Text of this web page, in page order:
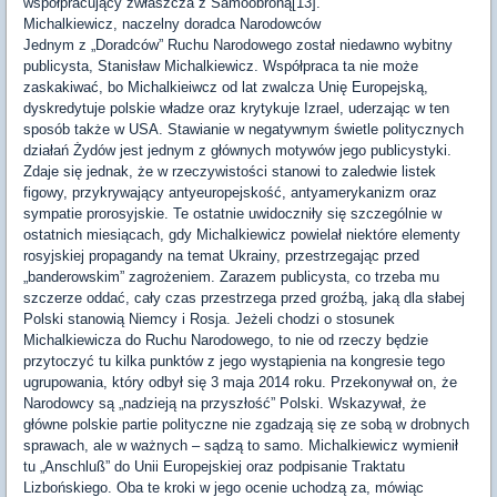
Michalkiewicz, naczelny doradca Narodowców
Jednym z „Doradców” Ruchu Narodowego został niedawno wybitny
publicysta, Stanisław Michalkiewicz. Współpraca ta nie może
zaskakiwać, bo Michalkieiwcz od lat zwalcza Unię Europejską,
dyskredytuje polskie władze oraz krytykuje Izrael, uderzając w ten
sposób także w USA. Stawianie w negatywnym świetle politycznych
działań Żydów jest jednym z głównych motywów jego publicystyki.
Zdaje się jednak, że w rzeczywistości stanowi to zaledwie listek
figowy, przykrywający antyeuropejskość, antyamerykanizm oraz
sympatie prorosyjskie. Te ostatnie uwidoczniły się szczególnie w
ostatnich miesiącach, gdy Michalkiewicz powielał niektóre elementy
rosyjskiej propagandy na temat Ukrainy, przestrzegając przed
„banderowskim” zagrożeniem. Zarazem publicysta, co trzeba mu
szczerze oddać, cały czas przestrzega przed groźbą, jaką dla słabej
Polski stanowią Niemcy i Rosja. Jeżeli chodzi o stosunek
Michalkiewicza do Ruchu Narodowego, to nie od rzeczy będzie
przytoczyć tu kilka punktów z jego wystąpienia na kongresie tego
ugrupowania, który odbył się 3 maja 2014 roku. Przekonywał on, że
Narodowcy są „nadzieją na przyszłość” Polski. Wskazywał, że
główne polskie partie polityczne nie zgadzają się ze sobą w drobnych
sprawach, ale w ważnych – sądzą to samo. Michalkiewicz wymienił
tu „Anschluß” do Unii Europejskiej oraz podpisanie Traktatu
Lizbońskiego. Oba te kroki w jego ocenie uchodzą za, mówiąc